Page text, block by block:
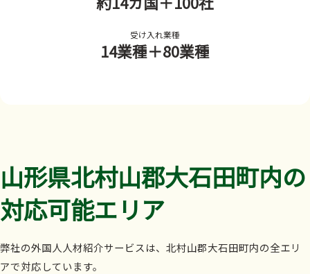
受け入れ業種
14業種＋80業種
山形県北村山郡大石田町内の
対応可能エリア
弊社の外国人人材紹介サービスは、北村山郡大石田町内の全エリ
アで対応しています。